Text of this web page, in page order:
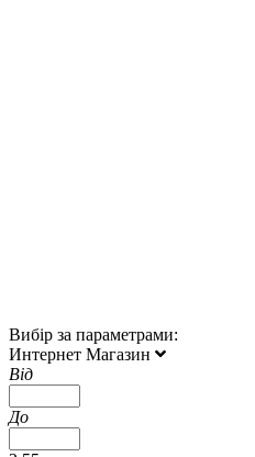
Вибір за параметрами:
Интернет Магазин
Від
До